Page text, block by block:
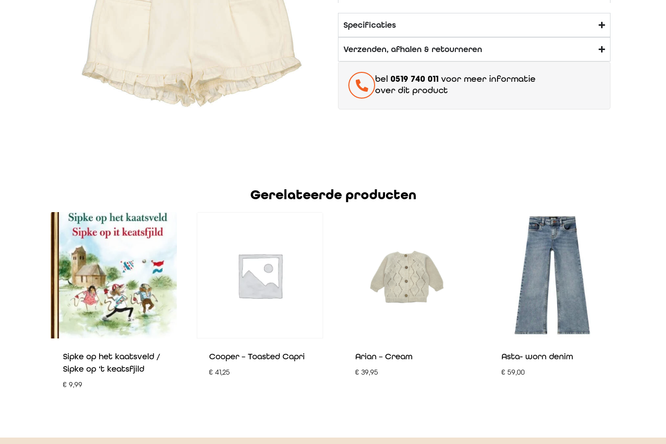
Specificaties
Verzenden, afhalen & retourneren
bel 0519 740 011 voor meer informatie
over dit product
Gerelateerde producten
Sipke op het kaatsveld /
Sipke op ‘t keatsfjild
€ 9,99
Cooper – Toasted Capri
€ 41,25
Arian – Cream
€ 39,95
Asta- worn denim
€ 59,00